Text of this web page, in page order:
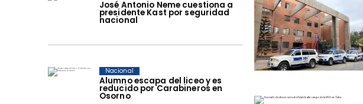
José Antonio Neme cuestiona a
presidente Kast por seguridad
nacional
Alumno escapa del liceo y es
reducido por Carabineros en
Osorno
Nacional